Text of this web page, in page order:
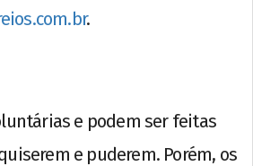
.
e podem ser feitas
e puderem. Porém, os